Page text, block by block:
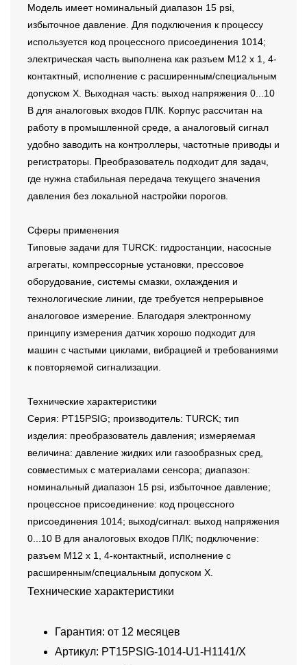
Модель имеет номинальный диапазон 15 psi,
избыточное давление. Для подключения к процессу
используется код процессного присоединения 1014;
электрическая часть выполнена как разъем M12 x 1, 4-
контактный, исполнение с расширенным/специальным
допуском X. Выходная часть: выход напряжения 0...10
В для аналоговых входов ПЛК. Корпус рассчитан на
работу в промышленной среде, а аналоговый сигнал
удобно заводить на контроллеры, частотные приводы и
регистраторы. Преобразователь подходит для задач,
где нужна стабильная передача текущего значения
давления без локальной настройки порогов.
Сферы применения
Типовые задачи для TURCK: гидростанции, насосные
агрегаты, компрессорные установки, прессовое
оборудование, системы смазки, охлаждения и
технологические линии, где требуется непрерывное
аналоговое измерение. Благодаря электронному
принципу измерения датчик хорошо подходит для
машин с частыми циклами, вибрацией и требованиями
к повторяемой сигнализации.
Технические характеристики
Серия: PT15PSIG; производитель: TURCK; тип
изделия: преобразователь давления; измеряемая
величина: давление жидких или газообразных сред,
совместимых с материалами сенсора; диапазон:
номинальный диапазон 15 psi, избыточное давление;
процессное присоединение: код процессного
присоединения 1014; выход/сигнал: выход напряжения
0...10 В для аналоговых входов ПЛК; подключение:
разъем M12 x 1, 4-контактный, исполнение с
расширенным/специальным допуском X.
Технические характеристики
Гарантия: от 12 месяцев
Артикул: PT15PSIG-1014-U1-H1141/X